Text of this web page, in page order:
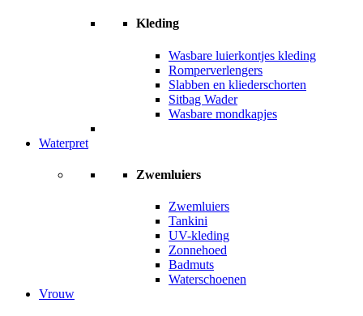
Kleding
Wasbare luierkontjes kleding
Romperverlengers
Slabben en kliederschorten
Sitbag Wader
Wasbare mondkapjes
Waterpret
Zwemluiers
Zwemluiers
Tankini
UV-kleding
Zonnehoed
Badmuts
Waterschoenen
Vrouw